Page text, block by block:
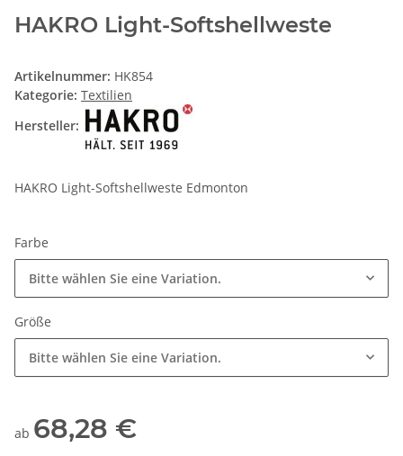
HAKRO Light-Softshellweste
Artikelnummer: HK854
Kategorie: Textilien
Hersteller:
HAKRO Light-Softshellweste Edmonton
Farbe
Bitte wählen Sie eine Variation.
Größe
Bitte wählen Sie eine Variation.
ab 68,28 €